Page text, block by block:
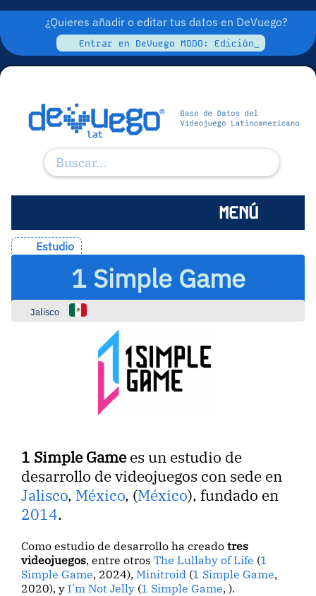
¿Quieres añadir o editar tus datos en DeVuego?
Entrar en DeVuego MODO: Edición_
MENÚ
Estudio
1 Simple Game
Jalisco
1 Simple Gamees un estudio de
desarrollo de videojuegos con sede en
Jalisco, México, (México), fundado en
2014.
Como estudio de desarrollo ha creadotres
videojuegos, entre otrosThe Lullaby of Life (1
Simple Game, 2024),Minitroid (1 Simple Game,
2020), yI'm Not Jelly (1 Simple Game, ).